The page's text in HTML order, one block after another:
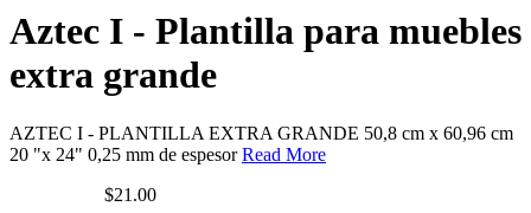
Aztec I - Plantilla para muebles
extra grande
AZTEC I - PLANTILLA EXTRA GRANDE 50,8 cm x 60,96 cm
20 "x 24" 0,25 mm de espesorRead More
$21.00